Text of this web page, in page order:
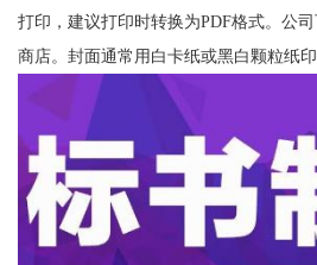
打印，建议打印时转换为PDF格式。公
商店。封面通常用白卡纸或黑白颗粒纸印